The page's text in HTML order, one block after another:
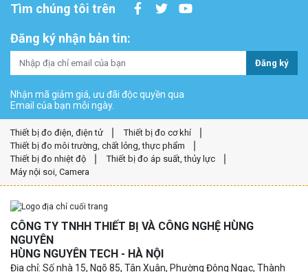
Tìm chúng tôi trên
Đăng ký nhận bản tin:
Đăng ký
Nhận mã giảm giá, ưu đãi độc quyền qua
Email của bạn mỗi ngày.
Thiết bị đo điện, điện tử
Thiết bị đo cơ khí
Thiết bị đo môi trường, chất lỏng, thực phẩm
Thiết bị đo nhiệt độ
Thiết bị đo áp suất, thủy lực
Máy nội soi, Camera
CÔNG TY TNHH THIẾT BỊ VÀ CÔNG NGHỆ HÙNG
NGUYÊN
HÙNG NGUYÊN TECH - HÀ NỘI
Địa chỉ: Số nhà 15, Ngõ 85, Tân Xuân, Phường Đông Ngạc, Thành